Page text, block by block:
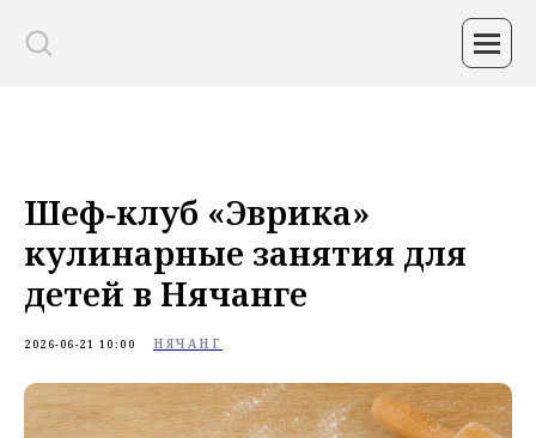
Шеф‑клуб «Эврика»
кулинарные занятия для
детей в Нячанге
2026-06-21 10:00 НЯЧАНГ